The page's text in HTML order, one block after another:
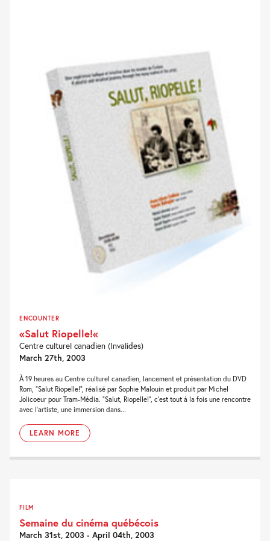
ENCOUNTER
«Salut Riopelle!«
Centre culturel canadien (Invalides)
March 27th, 2003
À 19 heures au Centre culturel canadien, lancement et présentation du DVD
Rom, “Salut Riopelle!”, réalisé par Sophie Malouin et produit par Michel
Jolicoeur pour Tram-Média. “Salut, Riopelle!”, c’est tout à la fois une rencontre
avec l’artiste, une immersion dans...
LEARN MORE
FILM
Semaine du cinéma québécois
March 31st, 2003 - April 04th, 2003